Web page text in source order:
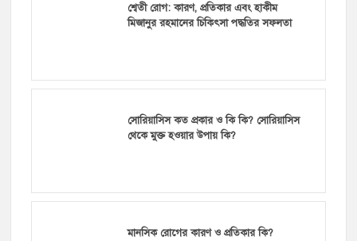
শ্বেতী রোগ: কারণ, প্রতিকার এবং হাকীম
মিজানুর রহমানের চিকিৎসা পদ্ধতির সফলতা
সোরিয়াসিস কত প্রকার ও কি কি? সোরিয়াসিস
থেকে মুক্ত হওয়ার উপায় কি?
মানসিক রোগের কারণ ও প্রতিকার কি?